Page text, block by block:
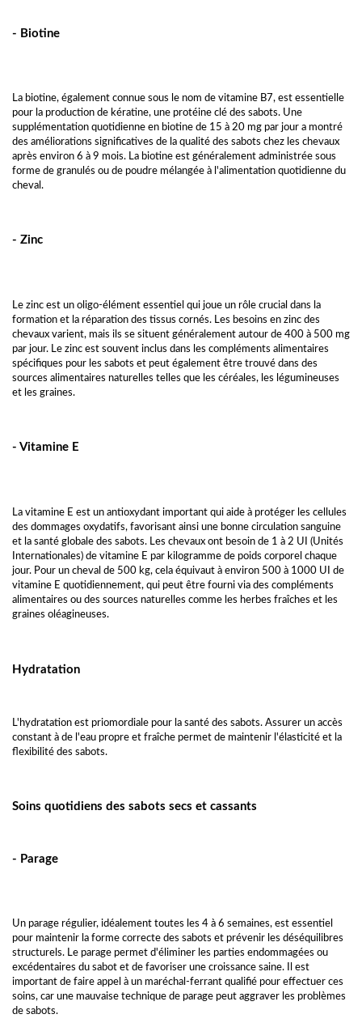
- Biotine
La biotine, également connue sous le nom de vitamine B7, est essentielle
pour la production de kératine, une protéine clé des sabots. Une
supplémentation quotidienne en biotine de 15 à 20 mg par jour a montré
des améliorations significatives de la qualité des sabots chez les chevaux
après environ 6 à 9 mois. La biotine est généralement administrée sous
forme de granulés ou de poudre mélangée à l'alimentation quotidienne du
cheval.
- Zinc
Le zinc est un oligo-élément essentiel qui joue un rôle crucial dans la
formation et la réparation des tissus cornés. Les besoins en zinc des
chevaux varient, mais ils se situent généralement autour de 400 à 500 mg
par jour. Le zinc est souvent inclus dans les compléments alimentaires
spécifiques pour les sabots et peut également être trouvé dans des
sources alimentaires naturelles telles que les céréales, les légumineuses
et les graines.
- Vitamine E
La vitamine E est un antioxydant important qui aide à protéger les cellules
des dommages oxydatifs, favorisant ainsi une bonne circulation sanguine
et la santé globale des sabots. Les chevaux ont besoin de 1 à 2 UI (Unités
Internationales) de vitamine E par kilogramme de poids corporel chaque
jour. Pour un cheval de 500 kg, cela équivaut à environ 500 à 1000 UI de
vitamine E quotidiennement, qui peut être fourni via des compléments
alimentaires ou des sources naturelles comme les herbes fraîches et les
graines oléagineuses.
Hydratation
L'hydratation est priomordiale pour la santé des sabots. Assurer un accès
constant à de l'eau propre et fraîche permet de maintenir l'élasticité et la
flexibilité des sabots.
Soins quotidiens des sabots secs et cassants
- Parage
Un parage régulier, idéalement toutes les 4 à 6 semaines, est essentiel
pour maintenir la forme correcte des sabots et prévenir les déséquilibres
structurels. Le parage permet d'éliminer les parties endommagées ou
excédentaires du sabot et de favoriser une croissance saine. Il est
important de faire appel à un maréchal-ferrant qualifié pour effectuer ces
soins, car une mauvaise technique de parage peut aggraver les problèmes
de sabots.